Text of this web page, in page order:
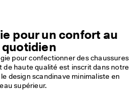
pour un confort au
quotidien
pour confectionner des chaussures
de haute qualité est inscrit dans notre
design scandinave minimaliste en
supérieur.